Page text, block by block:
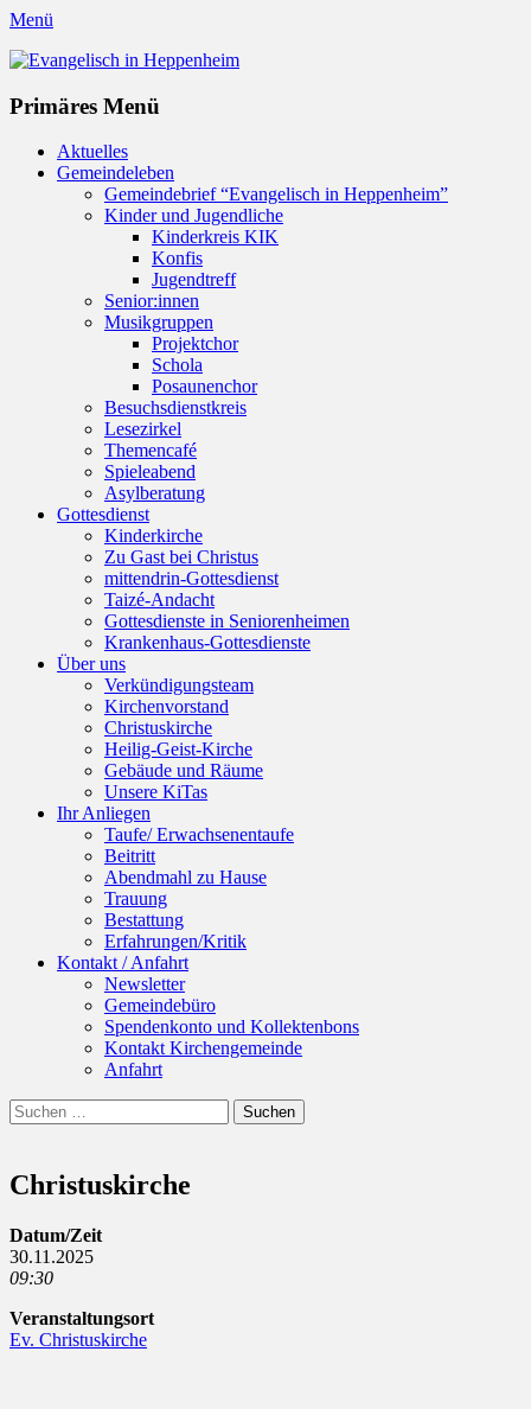
Menü
Evangelisch in Heppenheim
Primäres Menü
Zum
Inhalt
Aktuelles
Gemeindeleben
Gemeindebrief “Evangelisch in Heppenheim”
Kinder und Jugendliche
Kinderkreis KIK
Konfis
Jugendtreff
Senior:innen
Musikgruppen
Projektchor
Schola
Posaunenchor
Besuchsdienstkreis
Lesezirkel
Themencafé
Spieleabend
Asylberatung
Gottesdienst
Kinderkirche
Zu Gast bei Christus
mittendrin-Gottesdienst
Taizé-Andacht
Gottesdienste in Seniorenheimen
Krankenhaus-Gottesdienste
Über uns
Verkündigungsteam
Kirchenvorstand
Christuskirche
Heilig-Geist-Kirche
Gebäude und Räume
Unsere KiTas
Ihr Anliegen
Taufe/ Erwachsenentaufe
Beitritt
Abendmahl zu Hause
Trauung
Bestattung
Erfahrungen/Kritik
Kontakt / Anfahrt
Newsletter
Gemeindebüro
Spendenkonto und Kollektenbons
Kontakt Kirchengemeinde
Anfahrt
Suchen
Suchen
nach:
Christuskirche
Datum/Zeit
30.11.2025
09:30
Veranstaltungsort
Ev. Christuskirche